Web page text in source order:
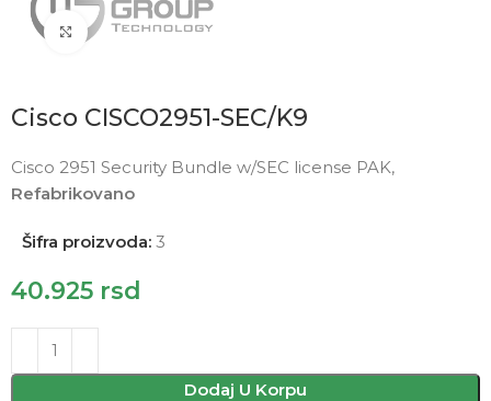
Click to enlarge
Cisco CISCO2951-SEC/K9
Cisco 2951 Security Bundle w/SEC license PAK,
Refabrikovano
Šifra proizvoda:3
40.925 rsd
Dodaj U Korpu